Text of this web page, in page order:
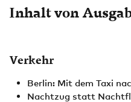
Inhalt von
Verkehr
Berlin: Mit dem Taxi
Nachtzug statt